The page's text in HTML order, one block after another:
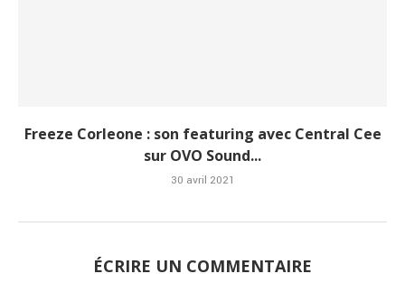
Freeze Corleone : son featuring avec Central Cee
sur OVO Sound...
30 avril 2021
ÉCRIRE UN COMMENTAIRE